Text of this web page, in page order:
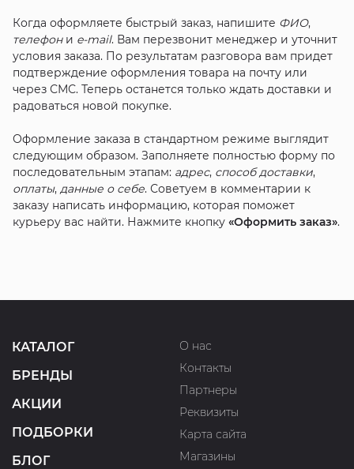
Когда оформляете быстрый заказ, напишите ФИО,
телефони e-mail. Вам перезвонит менеджер и уточнит
условия заказа. По результатам разговора вам придет
подтверждение оформления товара на почту или
через СМС. Теперь останется только ждать доставки и
радоваться новой покупке.
Оформление заказа в стандартном режиме выглядит
следующим образом. Заполняете полностью форму по
последовательным этапам: адрес, способ доставки,
оплаты, данные о себе. Советуем в комментарии к
заказу написать информацию, которая поможет
курьеру вас найти. Нажмите кнопку «Оформить заказ».
КАТАЛОГ
БРЕНДЫ
АКЦИИ
ПОДБОРКИ
БЛОГ
О нас
Контакты
Партнеры
Реквизиты
Карта сайта
Магазины